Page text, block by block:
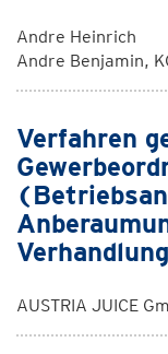
Andre Heinrich
Andre Benjamin,
Verfahren
AUSTRIA JUICE